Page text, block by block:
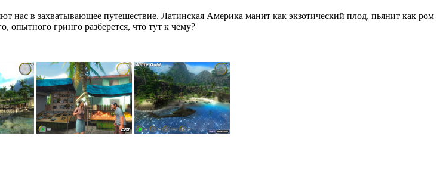
нас в захватывающее путешествие. Латинская Америка манит как экзотический плод, пьянит как ром
опытного гринго разберется, что тут к чему?